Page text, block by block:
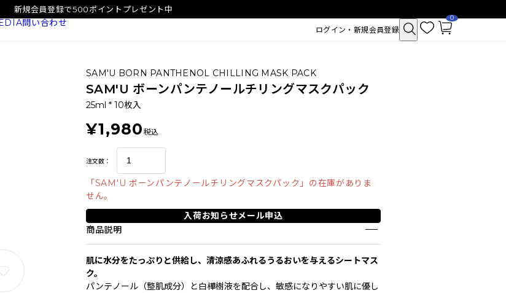
新規会員登録で500ポイントプレゼント中
SAM'U ガラクトポア オーツート
2,420
パウダーウォッシュ
1,980税込
SAM'U ガラクトポア セバムケア
クリーム
2,530税込
問い合わせ
ログイン・新規会員登録
お
気
カ
0
SAM'U BORN PANTHENOL CHILLING MASK PACK
SAM'U ボーンパンテノールチリングマスクパック
25ml * 10枚入
¥1,980 税込
注文数：
「SAM'U ボーンパンテノールチリングマスクパック」の在庫がありま
せん。
入荷お知らせメール申込
商品説明
肌に水分をたっぷりと供給し、清涼感あふれるうるおいを与えるシートマス
ク。
パンテノール（整肌成分）と白樺樹液を配合し、敏感になりやすい肌に優し